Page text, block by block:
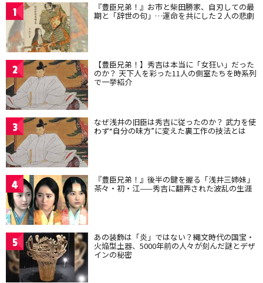
1 『豊臣兄弟！』お市と柴田勝家、自刃しての最
期と「辞世の句」…運命を共にした２人の悲劇
2 【豊臣兄弟！】秀吉は本当に「女狂い」だった
のか？ 天下人を彩った11人の側室たちを時系列
で一挙紹介
3 なぜ浅井の旧臣は秀吉に従ったのか？ 武力を使
わず“自分の味方”に変えた裏工作の技法とは
4 『豊臣兄弟！』後半の鍵を握る「浅井三姉妹」
茶々・初・江——秀吉に翻弄された波乱の生涯
5 あの装飾は「炎」ではない？縄文時代の国宝・
火焔型土器、5000年前の人々が刻んだ謎とデザ
インの秘密